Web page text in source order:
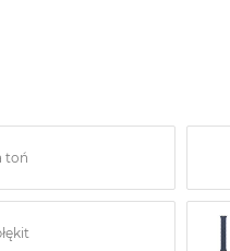
toń